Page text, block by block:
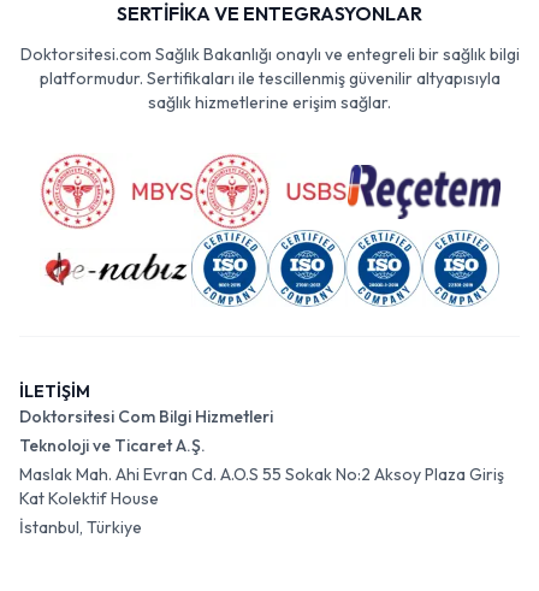
SERTİFİKA VE ENTEGRASYONLAR
Doktorsitesi.com Sağlık Bakanlığı onaylı ve entegreli bir sağlık bilgi
platformudur. Sertifikaları ile tescillenmiş güvenilir altyapısıyla
sağlık hizmetlerine erişim sağlar.
İLETİŞİM
Doktorsitesi Com Bilgi Hizmetleri
Teknoloji ve Ticaret A.Ş.
Maslak Mah. Ahi Evran Cd. A.O.S 55 Sokak No:2 Aksoy Plaza Giriş
Kat Kolektif House
İstanbul, Türkiye